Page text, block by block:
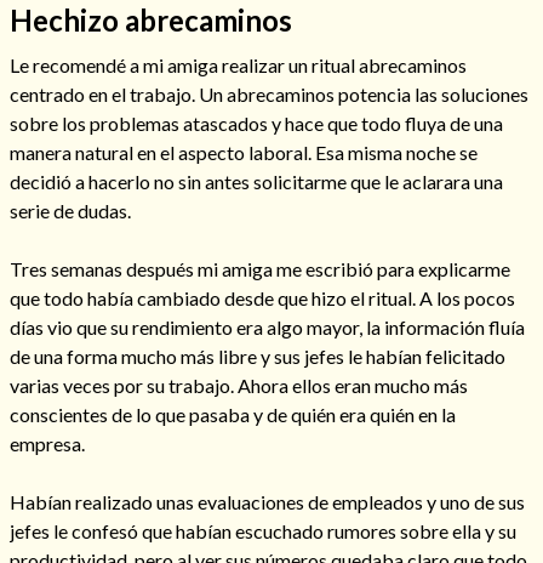
Infidelidad(104)
Rituales(72)
Tarot online (372)
Mi rincón
Mis libros favoritos
¿Qué es el tarot?
Hechizo abrecaminos
Le recomendé a mi amiga realizar un ritual abrecaminos
centrado en el trabajo. Un abrecaminos potencia las soluciones
sobre los problemas atascados y hace que todo fluya de una
manera natural en el aspecto laboral. Esa misma noche se
decidió a hacerlo no sin antes solicitarme que le aclarara una
serie de dudas.
Tres semanas después mi amiga me escribió para explicarme
que todo había cambiado desde que hizo el ritual. A los pocos
días vio que su rendimiento era algo mayor, la información fluía
de una forma mucho más libre y sus jefes le habían felicitado
varias veces por su trabajo. Ahora ellos eran mucho más
conscientes de lo que pasaba y de quién era quién en la
empresa.
Habían realizado unas evaluaciones de empleados y uno de sus
jefes le confesó que habían escuchado rumores sobre ella y su